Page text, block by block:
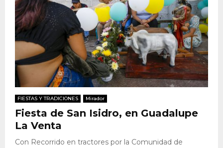
FIESTAS Y TRADICIONES Mirador
Fiesta de San Isidro, en Guadalupe
La Venta
Con Recorrido en tractores por la Comunidad de